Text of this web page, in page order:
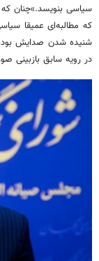
سیاسی بنویسد.»چنان که
که مطالبه‌ای عمیقا
شنیده شدن صدایش
در رویه سابق بازبینی